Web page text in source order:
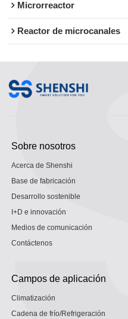
Microrreactor
Reactor de microcanales
Sobre nosotros
Acerca de Shenshi
Base de fabricación
Desarrollo sostenible
I+D e innovación
Medios de comunicación
Contáctenos
Campos de aplicación
Climatización
Cadena de frío/Refrigeración